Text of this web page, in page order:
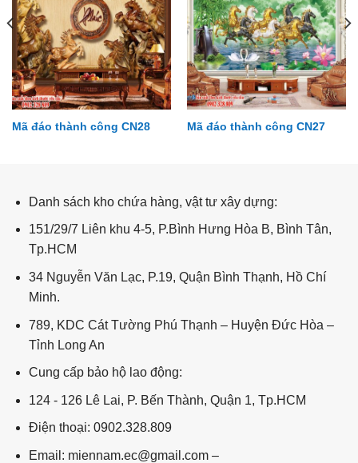
Mã đáo thành công CN28 Mã đáo thành công CN27
Danh sách kho chứa hàng, vật tư xây dựng:
151/29/7 Liên khu 4-5, P.Bình Hưng Hòa B, Bình Tân,
Tp.HCM
34 Nguyễn Văn Lạc, P.19, Quận Bình Thạnh, Hồ Chí
Minh.
789, KDC Cát Tường Phú Thạnh – Huyện Đức Hòa –
Tỉnh Long An
Cung cấp bảo hộ lao động:
124 - 126 Lê Lai, P. Bến Thành, Quận 1, Tp.HCM
Điện thoại: 0902.328.809
Email: miennam.ec@gmail.com –